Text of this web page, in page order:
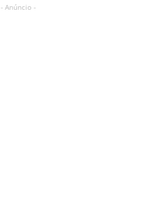
- Anúncio -